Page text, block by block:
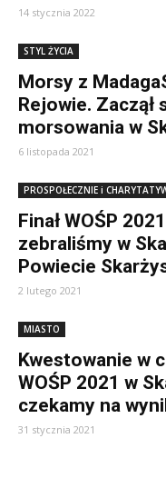
14 stycznia 2022
STYL ŻYCIA
Morsy z
Rejowie. Zaczął
morsowania w
6 listopada 2021
PROSPOŁECZNIE i
Finał WOŚP
zebraliśmy w
Powiecie
2 lutego 2021
MIASTO
Kwestowanie w
WOŚP 2021 w
czekamy na
31 stycznia 2021